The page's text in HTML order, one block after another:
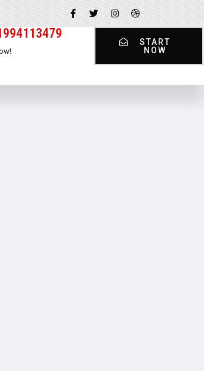
START
NOW